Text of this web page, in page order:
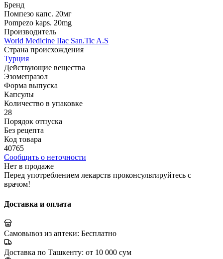
Бренд
Помпезо капс. 20мг
Pompezo kaps. 20mg
Производитель
World Мedicine IIac San.Tic A.S
Страна происхождения
Турция
Действующие вещества
Эзомепразол
Форма выпуска
Капсулы
Количество в упаковке
28
Порядок отпуска
Без рецепта
Код товара
40765
Сообщить о неточности
Нет в продаже
Перед употреблением лекарств проконсультируйтесь с
врачом!
Доставка и оплата
Самовывоз из аптеки: Бесплатно
Доставка по Ташкенту: от 10 000 сум